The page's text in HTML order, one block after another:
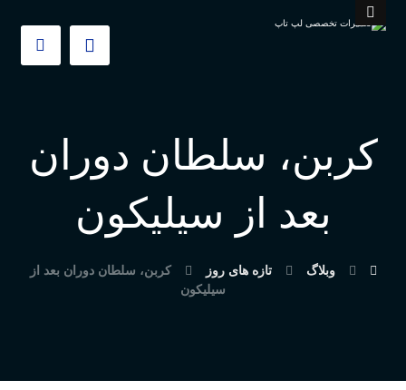
کربن، سلطان دوران
بعد از سیلیکون
وبلاگ تازه های روز
کربن، سلطان دوران بعد از
سیلیکون